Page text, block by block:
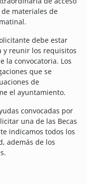
materiales de
debe estar
y reunir los requisitos
la convocatoria. Los
que se
de
el ayuntamiento.
convocadas por
una de las Becas
indicamos todos los
además de los